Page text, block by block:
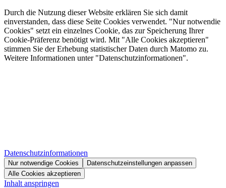
Durch die Nutzung dieser Website erklären Sie sich damit
einverstanden, dass diese Seite Cookies verwendet. "Nur notwendie
Cookies" setzt ein einzelnes Cookie, das zur Speicherung Ihrer
Cookie-Präferenz benötigt wird. Mit "Alle Cookies akzeptieren"
stimmen Sie der Erhebung statistischer Daten durch Matomo zu.
Weitere Informationen unter "Datenschutzinformationen".
Datenschutzinformationen
Nur notwendige Cookies
Datenschutzeinstellungen anpassen
Alle Cookies akzeptieren
Inhalt anspringen